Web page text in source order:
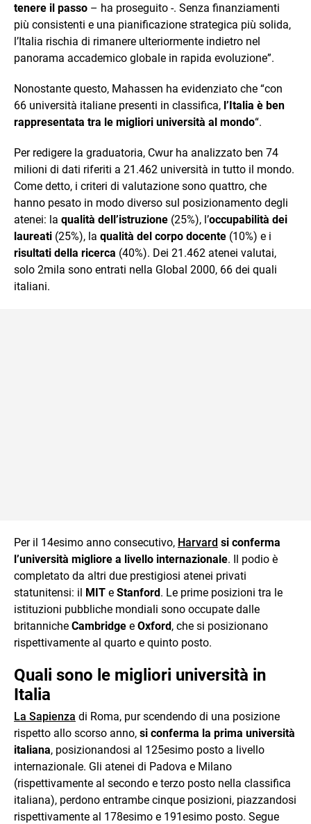
tenere il passo – ha proseguito -. Senza finanziamenti
più consistenti e una pianificazione strategica più solida,
l’Italia rischia di rimanere ulteriormente indietro nel
panorama accademico globale in rapida evoluzione”.
Nonostante questo, Mahassen ha evidenziato che “con
66 università italiane presenti in classifica, l’Italia è ben
rappresentata tra le migliori università al mondo“.
Per redigere la graduatoria, Cwur ha analizzato ben 74
milioni di dati riferiti a 21.462 università in tutto il mondo.
Come detto, i criteri di valutazione sono quattro, che
hanno pesato in modo diverso sul posizionamento degli
atenei: la qualità dell’istruzione (25%), l’occupabilità dei
laureati (25%), la qualità del corpo docente (10%) e i
risultati della ricerca (40%). Dei 21.462 atenei valutai,
solo 2mila sono entrati nella Global 2000, 66 dei quali
italiani.
Per il 14esimo anno consecutivo, Harvard si conferma
l’università migliore a livello internazionale. Il podio è
completato da altri due prestigiosi atenei privati
statunitensi: il MIT e Stanford. Le prime posizioni tra le
istituzioni pubbliche mondiali sono occupate dalle
britanniche Cambridge e Oxford, che si posizionano
rispettivamente al quarto e quinto posto.
Quali sono le migliori università in
Italia
La Sapienza di Roma, pur scendendo di una posizione
rispetto allo scorso anno, si conferma la prima università
italiana, posizionandosi al 125esimo posto a livello
internazionale. Gli atenei di Padova e Milano
(rispettivamente al secondo e terzo posto nella classifica
italiana), perdono entrambe cinque posizioni, piazzandosi
rispettivamente al 178esimo e 191esimo posto. Segue